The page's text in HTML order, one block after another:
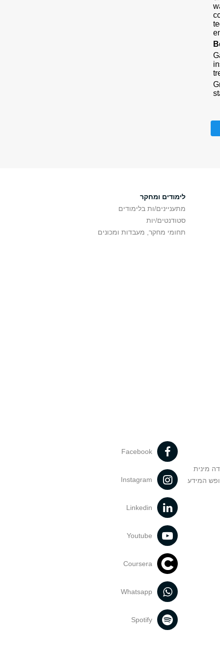
לימודים ומחקר
מתעניינים/ות בלימודים
סטודנטים/יות
תחומי מחקר, מעבדות ומכונים
מינית
המידע
Facebook
Instagram
Linkedin
Youtube
Coursera
Whatsapp
Spotify